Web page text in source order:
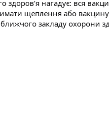
здоров’я нагадує: вся
щеплення або
закладу охорони